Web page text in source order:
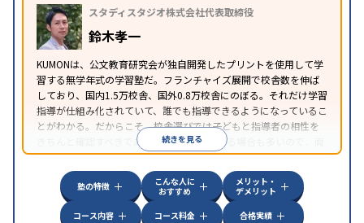
スタディスタジオ株式会社代表取締役
鈴木孝一
KUMONは、公文教育研究会が独自開発したプリントを使用して学
習する無学年式の学習塾だ。フランチャイズ展開で校舎数を伸ば
しており、国内1.5万校舎、国外0.8万校舎にのぼる。それだけ学習
指導が仕組み化されていて、誰でも指導できるようになっているこ
とがわかる。だからこそ、校舎選びでは子どもと指導者の相性を
きちんと確認すべきである。近所に2校舎ある場合も多いので、両
方見学してみることをオススメする。
続きを見る
塾の特徴
こんな人に
おすすめ
メリット・
デメリット
コース内容
コース料金 合格実績